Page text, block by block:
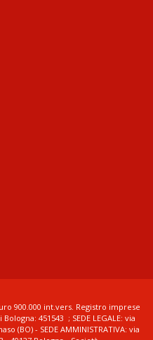
900.000 int.vers. Registro imprese
451543 ; SEDE LEGALE: via
(BO) - SEDE AMMINISTRATIVA: via